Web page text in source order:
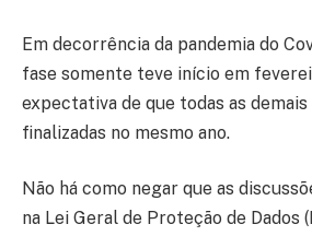
Em decorrência da pandemia do
fase somente teve início em
expectativa de que todas as
finalizadas no mesmo ano.
Não há como negar que as
na Lei Geral de Proteção de Dados